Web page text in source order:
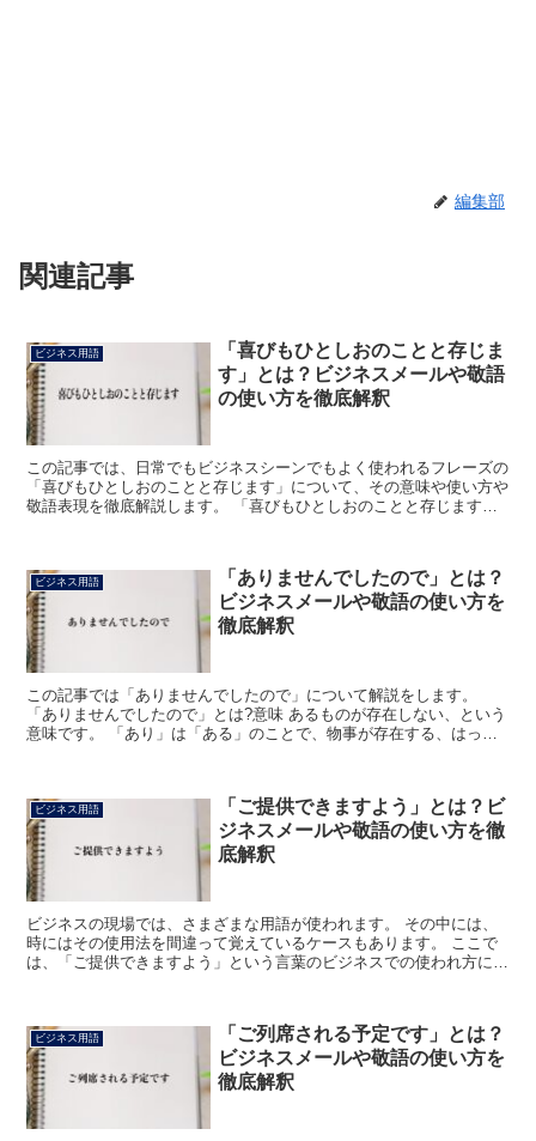
編集部
関連記事
ビジネス用語
「喜びもひとしおのことと存じま
す」とは？ビジネスメールや敬語
の使い方を徹底解釈
この記事では、日常でもビジネスシーンでもよく使われるフレーズの
「喜びもひとしおのことと存じます」について、その意味や使い方や
敬語表現を徹底解説します。 「喜びもひとしおのことと存じます」
ビジネス用語
「ありませんでしたので」とは？
ビジネスメールや敬語の使い方を
徹底解釈
この記事では「ありませんでしたので」について解説をします。
「ありませんでしたので」とは?意味 あるものが存在しない、という
意味です。 「あり」は「ある」のことで、物事が存在する、はっき
ビジネス用語
「ご提供できますよう」とは？ビ
ジネスメールや敬語の使い方を徹
底解釈
ビジネスの現場では、さまざまな用語が使われます。 その中には、
時にはその使用法を間違って覚えているケースもあります。 ここで
は、「ご提供できますよう」という言葉のビジネスでの使われ方に関
ビジネス用語
「ご列席される予定です」とは？
ビジネスメールや敬語の使い方を
徹底解釈